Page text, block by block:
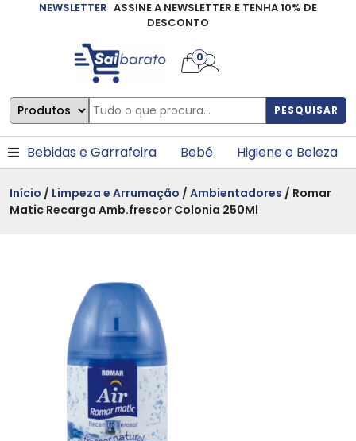
NEWSLETTER ASSINE A NEWSLETTER E TENHA 10% DE
DESCONTO
PESQUISAR
0
Bebidas e Garrafeira Bebé Higiene e Beleza
Início / Limpeza e Arrumação / Ambientadores / Romar
Matic Recarga Amb.frescor Colonia 250Ml